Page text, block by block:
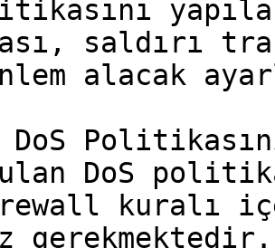
saldırı
alacak
DoS
DoS
kuralı